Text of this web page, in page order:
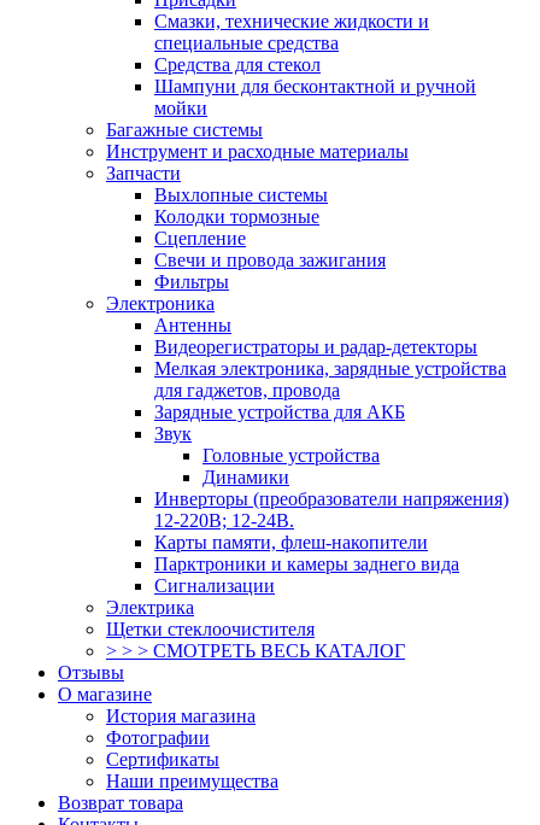
Смазки, технические жидкости и
специальные средства
Средства для стекол
Шампуни для бесконтактной и ручной
мойки
Багажные системы
Инструмент и расходные материалы
Запчасти
Выхлопные системы
Колодки тормозные
Сцепление
Свечи и провода зажигания
Фильтры
Электроника
Антенны
Видеорегистраторы и радар-детекторы
Мелкая электроника, зарядные устройства
для гаджетов, провода
Зарядные устройства для АКБ
Звук
Головные устройства
Динамики
Инверторы (преобразователи напряжения)
12-220В; 12-24В.
Карты памяти, флеш-накопители
Парктроники и камеры заднего вида
Сигнализации
Электрика
Щетки стеклоочистителя
> > > СМОТРЕТЬ ВЕСЬ КАТАЛОГ
Отзывы
О магазине
История магазина
Фотографии
Сертификаты
Наши преимущества
Возврат товара